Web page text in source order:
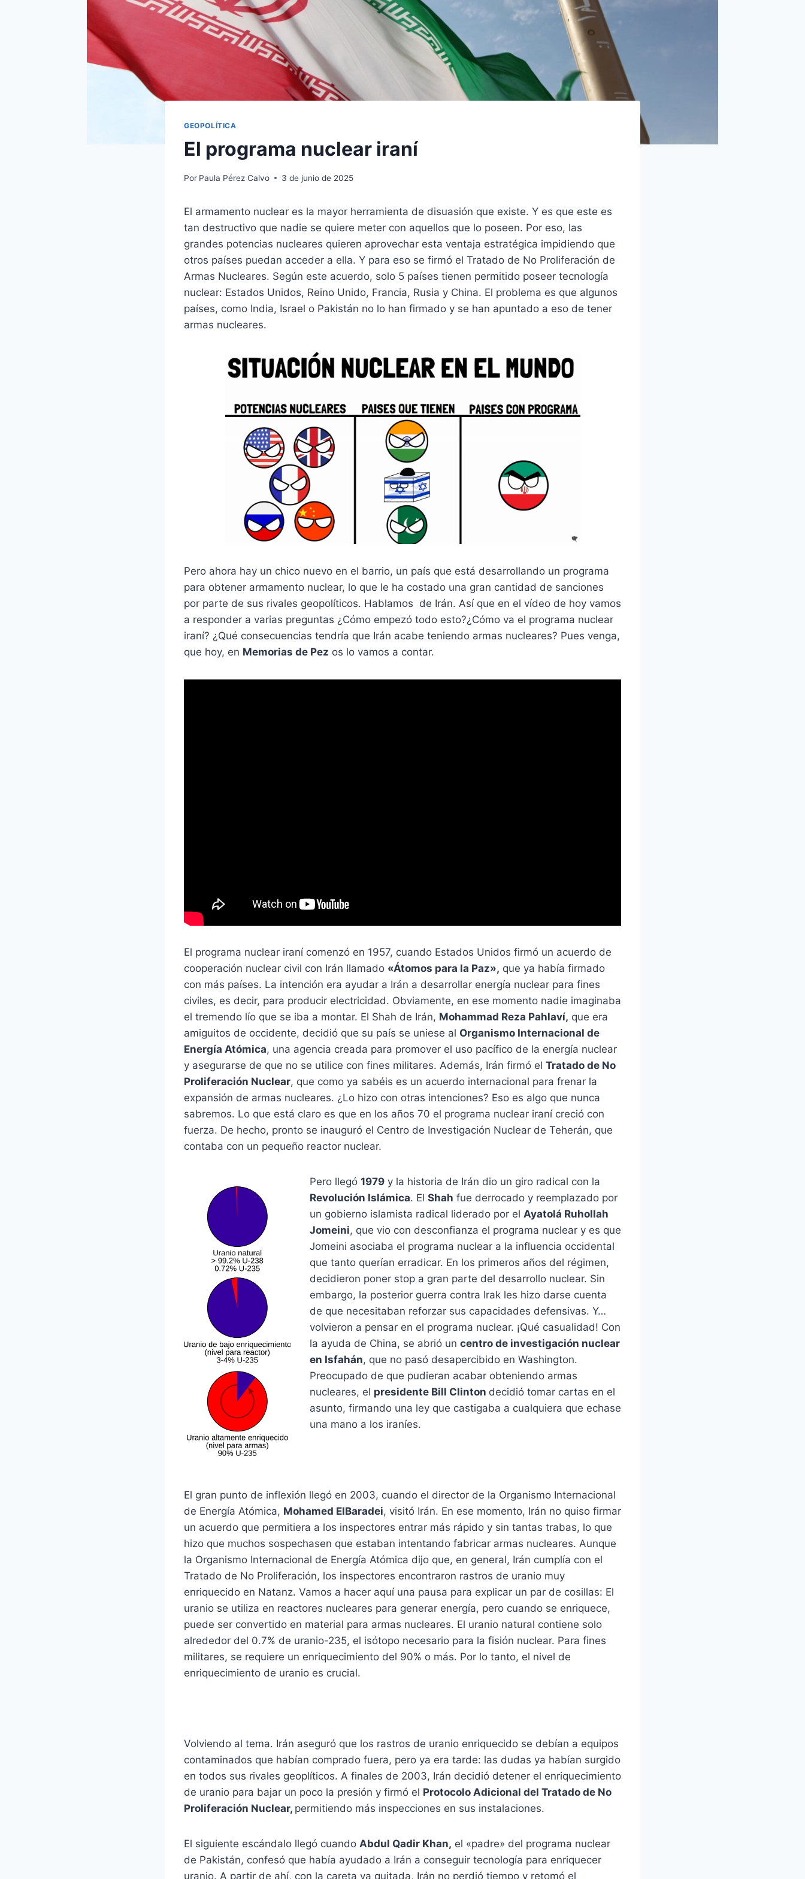
GEOPOLÍTICA
El programa nuclear iraní
Por Paula Pérez Calvo 3 de junio de 2025
El armamento nuclear es la mayor herramienta de disuasión que existe. Y es que este es
tan destructivo que nadie se quiere meter con aquellos que lo poseen. Por eso, las
grandes potencias nucleares quieren aprovechar esta ventaja estratégica impidiendo que
otros países puedan acceder a ella. Y para eso se firmó el Tratado de No Proliferación de
Armas Nucleares. Según este acuerdo, solo 5 países tienen permitido poseer tecnología
nuclear: Estados Unidos, Reino Unido, Francia, Rusia y China. El problema es que algunos
países, como India, Israel o Pakistán no lo han firmado y se han apuntado a eso de tener
armas nucleares.
Pero ahora hay un chico nuevo en el barrio, un país que está desarrollando un programa
para obtener armamento nuclear, lo que le ha costado una gran cantidad de sanciones
por parte de sus rivales geopolíticos. Hablamos de Irán. Así que en el vídeo de hoy vamos
a responder a varias preguntas ¿Cómo empezó todo esto?¿Cómo va el programa nuclear
iraní? ¿Qué consecuencias tendría que Irán acabe teniendo armas nucleares? Pues venga,
que hoy, en Memorias de Pez os lo vamos a contar.
El programa nuclear iraní comenzó en 1957, cuando Estados Unidos firmó un acuerdo de
cooperación nuclear civil con Irán llamado «Átomos para la Paz», que ya había firmado
con más países. La intención era ayudar a Irán a desarrollar energía nuclear para fines
civiles, es decir, para producir electricidad. Obviamente, en ese momento nadie imaginaba
el tremendo lío que se iba a montar. El Shah de Irán, Mohammad Reza Pahlaví, que era
amiguitos de occidente, decidió que su país se uniese al Organismo Internacional de
Energía Atómica, una agencia creada para promover el uso pacífico de la energía nuclear
y asegurarse de que no se utilice con fines militares. Además, Irán firmó el Tratado de No
Proliferación Nuclear, que como ya sabéis es un acuerdo internacional para frenar la
expansión de armas nucleares. ¿Lo hizo con otras intenciones? Eso es algo que nunca
sabremos. Lo que está claro es que en los años 70 el programa nuclear iraní creció con
fuerza. De hecho, pronto se inauguró el Centro de Investigación Nuclear de Teherán, que
contaba con un pequeño reactor nuclear.
Pero llegó 1979 y la historia de Irán dio un giro radical con la
Revolución Islámica. El Shah fue derrocado y reemplazado por
un gobierno islamista radical liderado por el Ayatolá Ruhollah
Jomeini, que vio con desconfianza el programa nuclear y es que
Jomeini asociaba el programa nuclear a la influencia occidental
que tanto querían erradicar. En los primeros años del régimen,
decidieron poner stop a gran parte del desarrollo nuclear. Sin
embargo, la posterior guerra contra Irak les hizo darse cuenta
de que necesitaban reforzar sus capacidades defensivas. Y…
volvieron a pensar en el programa nuclear. ¡Qué casualidad! Con
la ayuda de China, se abrió un centro de investigación nuclear
en Isfahán, que no pasó desapercibido en Washington.
Preocupado de que pudieran acabar obteniendo armas
nucleares, el presidente Bill Clinton decidió tomar cartas en el
asunto, firmando una ley que castigaba a cualquiera que echase
una mano a los iraníes.
El gran punto de inflexión llegó en 2003, cuando el director de la Organismo Internacional
de Energía Atómica, Mohamed ElBaradei, visitó Irán. En ese momento, Irán no quiso firmar
un acuerdo que permitiera a los inspectores entrar más rápido y sin tantas trabas, lo que
hizo que muchos sospechasen que estaban intentando fabricar armas nucleares. Aunque
la Organismo Internacional de Energía Atómica dijo que, en general, Irán cumplía con el
Tratado de No Proliferación, los inspectores encontraron rastros de uranio muy
enriquecido en Natanz. Vamos a hacer aquí una pausa para explicar un par de cosillas: El
uranio se utiliza en reactores nucleares para generar energía, pero cuando se enriquece,
puede ser convertido en material para armas nucleares. El uranio natural contiene solo
alrededor del 0.7% de uranio-235, el isótopo necesario para la fisión nuclear. Para fines
militares, se requiere un enriquecimiento del 90% o más. Por lo tanto, el nivel de
enriquecimiento de uranio es crucial.
Volviendo al tema. Irán aseguró que los rastros de uranio enriquecido se debían a equipos
contaminados que habían comprado fuera, pero ya era tarde: las dudas ya habían surgido
en todos sus rivales geoplíticos. A finales de 2003, Irán decidió detener el enriquecimiento
de uranio para bajar un poco la presión y firmó el Protocolo Adicional del Tratado de No
Proliferación Nuclear, permitiendo más inspecciones en sus instalaciones.
El siguiente escándalo llegó cuando Abdul Qadir Khan, el «padre» del programa nuclear
de Pakistán, confesó que había ayudado a Irán a conseguir tecnología para enriquecer
uranio. A partir de ahí, con la careta ya quitada, Irán no perdió tiempo y retomó el